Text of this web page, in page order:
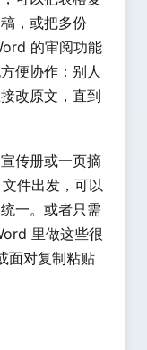
，或把多份
的审阅功能
便协作：别人
改原文，直到
传册或一页摘
件出发，可以
一。或者只需
里做这些很
面对复制粘贴